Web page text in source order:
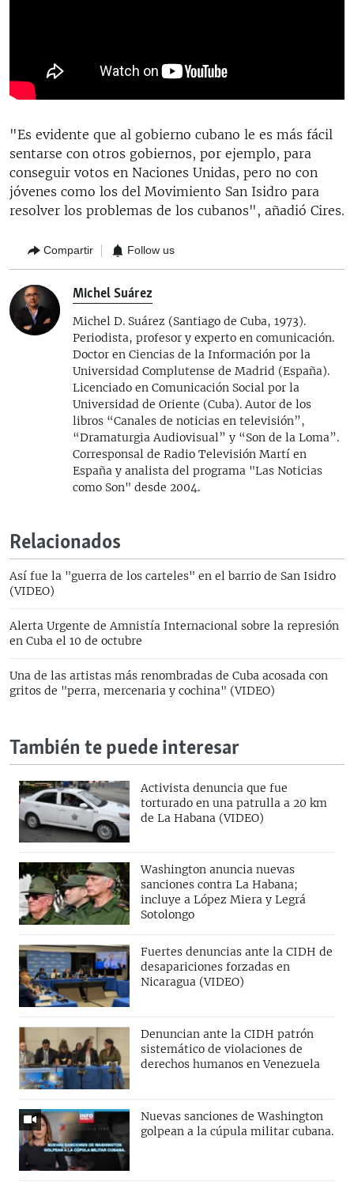
"Es evidente que al gobierno cubano le es más fácil
sentarse con otros gobiernos, por ejemplo, para
conseguir votos en Naciones Unidas, pero no con
jóvenes como los del Movimiento San Isidro para
resolver los problemas de los cubanos", añadió Cires.
Compartir Follow us
Michel Suárez
Michel D. Suárez (Santiago de Cuba, 1973).
Periodista, profesor y experto en comunicación.
Doctor en Ciencias de la Información por la
Universidad Complutense de Madrid (España).
Licenciado en Comunicación Social por la
Universidad de Oriente (Cuba). Autor de los
libros “Canales de noticias en televisión”,
“Dramaturgia Audiovisual” y “Son de la Loma”.
Corresponsal de Radio Televisión Martí en
España y analista del programa "Las Noticias
como Son" desde 2004.
Relacionados
Así fue la "guerra de los carteles" en el barrio de San Isidro
(VIDEO)
Alerta Urgente de Amnistía Internacional sobre la represión
en Cuba el 10 de octubre
Una de las artistas más renombradas de Cuba acosada con
gritos de "perra, mercenaria y cochina" (VIDEO)
También te puede interesar
Activista denuncia que fue
torturado en una patrulla a 20 km
de La Habana (VIDEO)
Washington anuncia nuevas
sanciones contra La Habana;
incluye a López Miera y Legrá
Sotolongo
Fuertes denuncias ante la CIDH de
desapariciones forzadas en
Nicaragua (VIDEO)
Denuncian ante la CIDH patrón
sistemático de violaciones de
derechos humanos en Venezuela
Nuevas sanciones de Washington
golpean a la cúpula militar cubana.